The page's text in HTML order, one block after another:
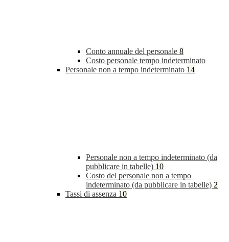
Conto annuale del personale 8
Costo personale tempo indeterminato
Personale non a tempo indeterminato 14
Personale non a tempo indeterminato (da
pubblicare in tabelle) 10
Costo del personale non a tempo
indeterminato (da pubblicare in tabelle) 2
Tassi di assenza 10